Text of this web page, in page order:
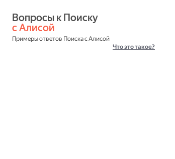
с Алисой
Примеры ответов Поиска с Алисой
Что это такое?